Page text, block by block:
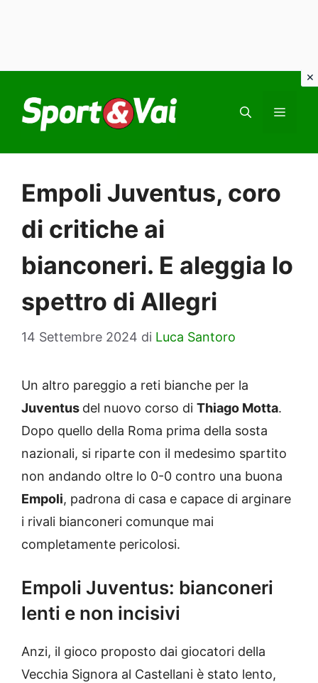
contenuto
Empoli Juventus, coro
di critiche ai
bianconeri. E aleggia lo
spettro di Allegri
14 Settembre 2024 di Luca Santoro
Un altro pareggio a reti bianche per la
Juventus del nuovo corso di Thiago Motta.
Dopo quello della Roma prima della sosta
nazionali, si riparte con il medesimo spartito
non andando oltre lo 0-0 contro una buona
Empoli, padrona di casa e capace di arginare
i rivali bianconeri comunque mai
completamente pericolosi.
Empoli Juventus: bianconeri
lenti e non incisivi
Anzi, il gioco proposto dai giocatori della
Vecchia Signora al Castellani è stato lento,